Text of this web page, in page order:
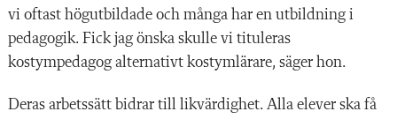
vi oftast högutbildade och många har en utbildning i
pedagogik. Fick jag önska skulle vi tituleras
kostympedagog alternativt kostymlärare, säger hon.
Deras arbetssätt bidrar till likvärdighet. Alla elever ska få